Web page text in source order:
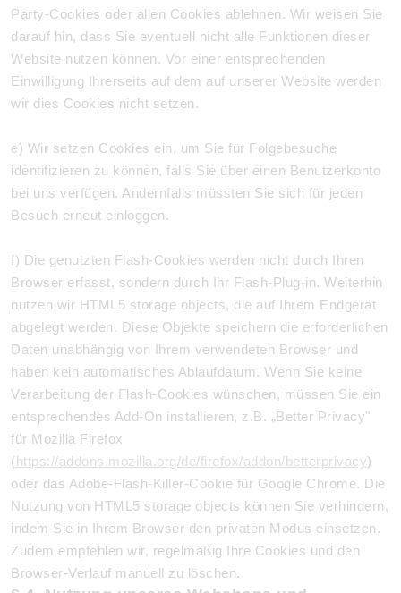
Party-Cookies oder allen Cookies ablehnen. Wir weisen Sie
darauf hin, dass Sie eventuell nicht alle Funktionen dieser
Website nutzen können. Vor einer entsprechenden
Einwilligung Ihrerseits auf dem auf unserer Website werden
wir dies Cookies nicht setzen.
e) Wir setzen Cookies ein, um Sie für Folgebesuche
identifizieren zu können, falls Sie über einen Benutzerkonto
bei uns verfügen. Andernfalls müssten Sie sich für jeden
Besuch erneut einloggen.
f) Die genutzten Flash-Cookies werden nicht durch Ihren
Browser erfasst, sondern durch Ihr Flash-Plug-in. Weiterhin
nutzen wir HTML5 storage objects, die auf Ihrem Endgerät
abgelegt werden. Diese Objekte speichern die erforderlichen
Daten unabhängig von Ihrem verwendeten Browser und
haben kein automatisches Ablaufdatum. Wenn Sie keine
Verarbeitung der Flash-Cookies wünschen, müssen Sie ein
entsprechendes Add-On installieren, z.B. „Better Privacy"
für Mozilla Firefox
(https://addons.mozilla.org/de/firefox/addon/betterprivacy)
oder das Adobe-Flash-Killer-Cookie für Google Chrome. Die
Nutzung von HTML5 storage objects können Sie verhindern,
indem Sie in Ihrem Browser den privaten Modus einsetzen.
Zudem empfehlen wir, regelmäßig Ihre Cookies und den
Browser-Verlauf manuell zu löschen.